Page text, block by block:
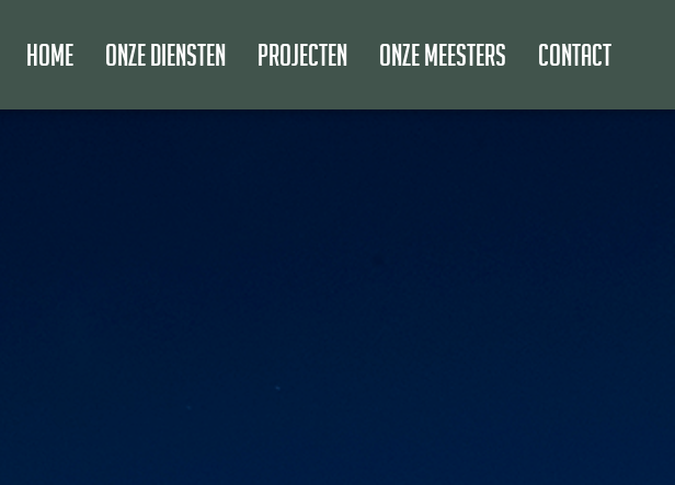
Home Onze diensten Projecten Onze meesters Contact